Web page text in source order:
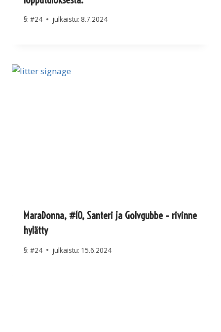
§: #24 julkaistu: 8.7.2024
MaraDonna, #10, Santeri ja Golvgubbe – rivinne
hylätty
§: #24 julkaistu: 15.6.2024